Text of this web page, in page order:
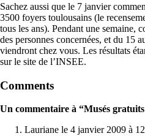
Sachez aussi que le 7 janvier
3500 foyers toulousains (le
tous les ans). Pendant une semaine,
des personnes concernées, et du 15
viendront chez vous. Les résultats
sur le site de l’INSEE.
Comments
Un commentaire à “Musés
Lauriane le 4 janvier 2009 à